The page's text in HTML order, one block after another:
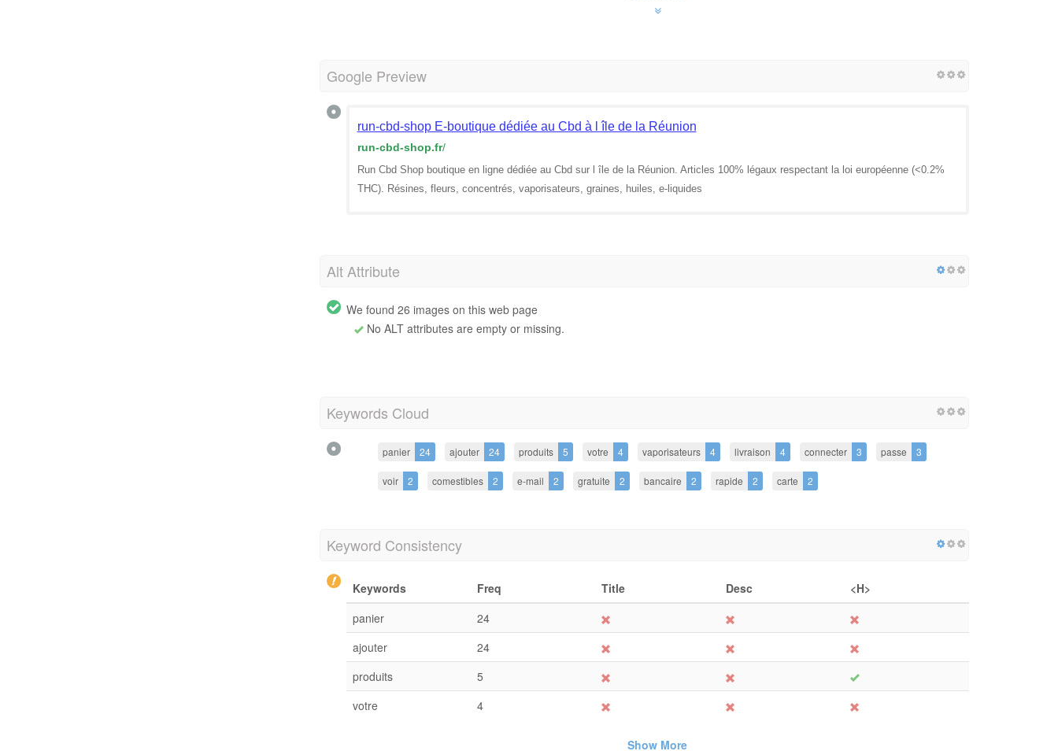
Google Preview
run-cbd-shop E-boutique dédiée au Cbd à l île de la Réunion
run-cbd-shop.fr/
Run Cbd Shop boutique en ligne dédiée au Cbd sur l île de la Réunion. Articles 100% légaux respectant la loi européenne (<0.2%
THC). Résines, fleurs, concentrés, vaporisateurs, graines, huiles, e-liquides
Alt Attribute
We found 26 images on this web page
No ALT attributes are empty or missing.
Keywords Cloud
panier 24 ajouter 24 produits 5 votre 4 vaporisateurs 4 livraison 4 connecter 3 passe 3
voir 2 comestibles 2 e-mail 2 gratuite 2 bancaire 2 rapide 2 carte 2
Keyword Consistency
Keywords Freq Title Desc
<H>
panier
24
ajouter
24
produits
5
votre
4
Show More